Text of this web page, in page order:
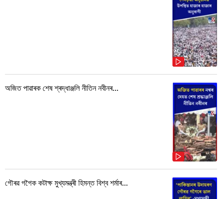
অজিত পাৱাৰক শেষ শ্ৰদ্ধাঞ্জলি নীতিন নবীনৰ...
গৌৰৱ গগৈক কটাক্ষ মুখ্যমন্ত্ৰী হিমন্ত বিশ্ব শৰ্মাৰ...